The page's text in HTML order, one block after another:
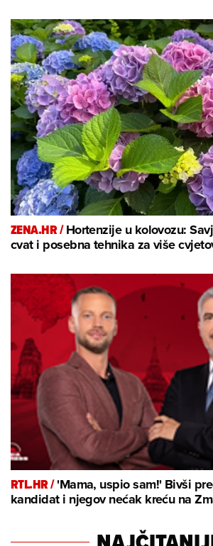
ZENA.HR /Hortenzije u kolovozu:
cvat i posebna tehnika za više
RTL.HR /'Mama, uspio sam!' Bivši
kandidat i njegov nećak kreću na